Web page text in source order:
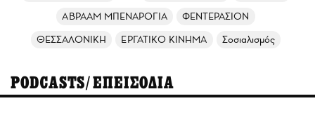
ΑΒΡΑΑΜ ΜΠΕΝΑΡΟΓΙΑ
ΦΕΝΤΕΡΑΣΙΟΝ
ΘΕΣΣΑΛΟΝΙΚΗ
ΕΡΓΑΤΙΚΟ ΚΙΝΗΜΑ Σοσιαλισμός
PODCASTS/ΕΠΕΙΣΟΔΙΑ